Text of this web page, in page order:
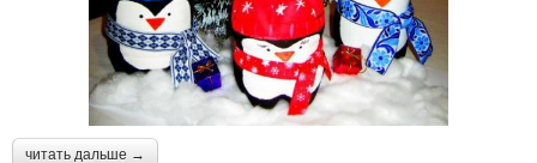
читать дальше →